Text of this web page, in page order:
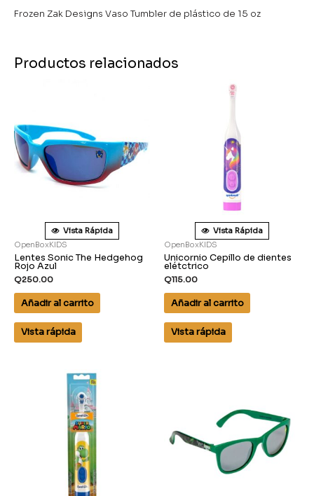
Frozen Zak Designs Vaso Tumbler de plástico de 15 oz
Productos relacionados
Vista Rápida
OpenBoxKIDS
Lentes Sonic The Hedgehog
Rojo Azul
Q250.00
Añadir al carrito
Vista rápida
Vista Rápida
OpenBoxKIDS
Unicornio Cepillo de dientes
elétctrico
Q115.00
Añadir al carrito
Vista rápida